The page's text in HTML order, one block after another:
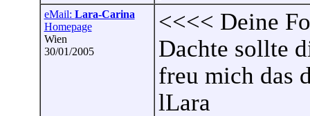
eMail: Lara-Carina
Homepage
Wien
30/01/2005
<<<< Deine
Dachte sollte
freu mich das
lLara